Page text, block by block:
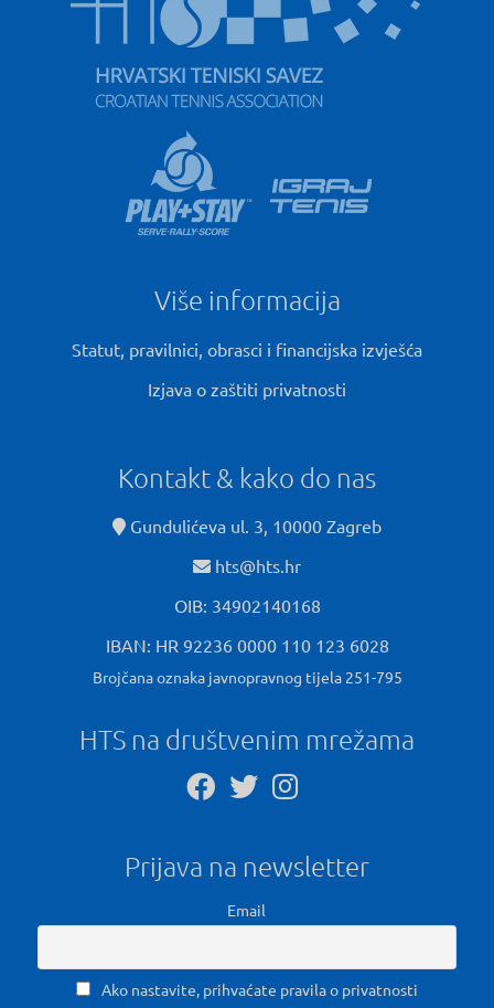
Više informacija
Statut, pravilnici, obrasci i financijska izvješća
Izjava o zaštiti privatnosti
Kontakt & kako do nas
Gundulićeva ul. 3, 10000 Zagreb
hts@hts.hr
OIB: 34902140168
IBAN: HR 92236 0000 110 123 6028
Brojčana oznaka javnopravnog tijela 251-795
HTS na društvenim mrežama
Prijava na newsletter
Email
Ako nastavite, prihvaćate pravila o privatnosti